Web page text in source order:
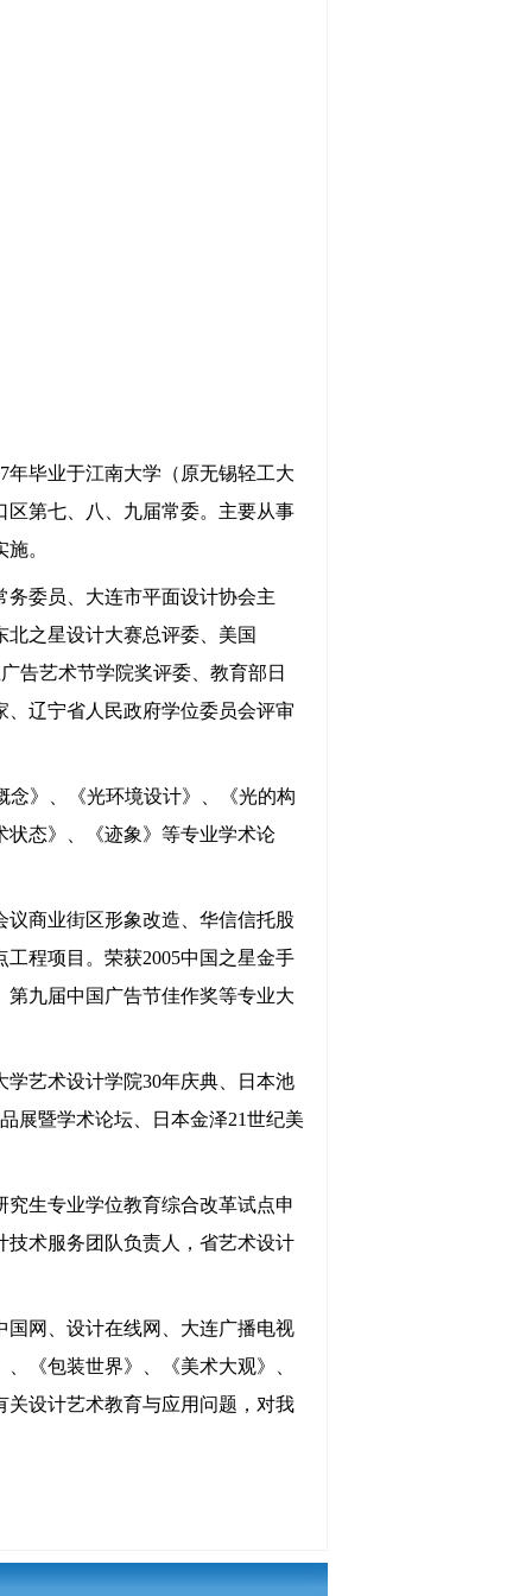
年毕业于江南大学（原无锡轻工大
第七、八、九届常委。主要从事
。
委员、大连市平面设计协会主
之星设计大赛总评委、美国
告艺术节学院奖评委、教育部日
辽宁省人民政府学位委员会评审
念》、《光环境设计》、《光的构
状态》、《迹象》等专业学术论
商业街区形象改造、华信信托股
工程项目。荣获2005中国之星金手
第九届中国广告节佳作奖等专业大
学艺术设计学院30年庆典、日本池
展暨学术论坛、日本金泽21世纪美
生专业学位教育综合改革试点申
术服务团队负责人， 省艺术设计
网、设计在线网、大连广播电视
《包装世界》、《美术大观》、
关设计艺术教育与应用问题，对我